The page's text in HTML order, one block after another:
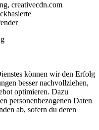
creativecdn.com
können wir den Erfolg
besser nachvollziehen,
optimieren. Dazu
personenbezogenen Daten
ab, sofern du deren